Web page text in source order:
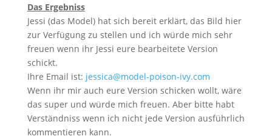
Das Ergebniss
Jessi (das Model) hat sich bereit erklärt, das Bild hier
zur Verfügung zu stellen und ich würde mich sehr
freuen wenn ihr Jessi eure bearbeitete Version
schickt.
Ihre Email ist: jessica@model-poison-ivy.com
Wenn ihr mir auch eure Version schicken wollt, wäre
das super und würde mich freuen. Aber bitte habt
Verständniss wenn ich nicht jede Version ausführlich
kommentieren kann.